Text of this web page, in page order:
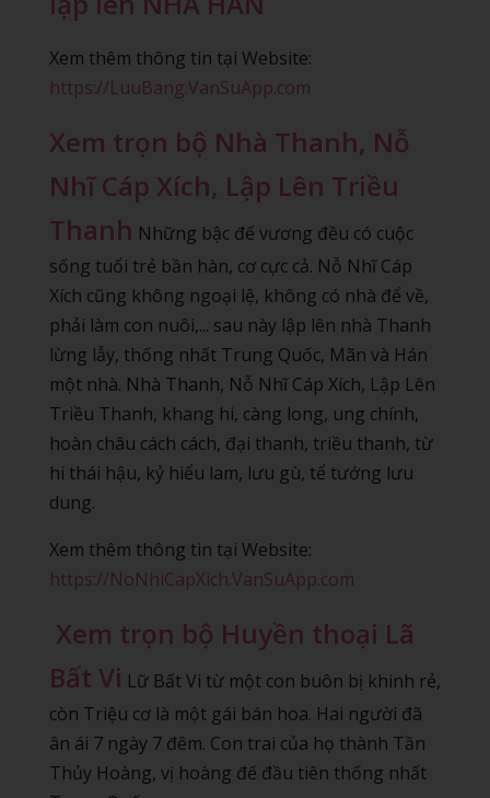
Xem thêm thông tin tại Website:
https://LuuBang.VanSuApp.com
Xem trọn bộ Nhà Thanh, Nỗ
Nhĩ Cáp Xích, Lập Lên Triều
Thanh Những bậc đế vương đều có cuộc
sống tuổi trẻ bần hàn, cơ cực cả. Nỗ Nhĩ Cáp
Xích cũng không ngoại lệ, không có nhà để về,
phải làm con nuôi,... sau này lập lên nhà Thanh
lừng lẫy, thống nhất Trung Quốc, Mãn và Hán
một nhà. Nhà Thanh, Nỗ Nhĩ Cáp Xích, Lập Lên
Triều Thanh, khang hi, càng long, ung chính,
hoàn châu cách cách, đại thanh, triều thanh, từ
hi thái hậu, kỷ hiểu lam, lưu gù, tể tướng lưu
dung.
Xem thêm thông tin tại Website:
https://NoNhiCapXich.VanSuApp.com
Xem trọn bộ Huyền thoại Lã
Bất Vi Lữ Bất Vi từ một con buôn bị khinh rẻ,
còn Triệu cơ là một gái bán hoa. Hai người đã
ân ái 7 ngày 7 đêm. Con trai của họ thành Tần
Thủy Hoàng, vị hoàng đế đầu tiên thống nhất